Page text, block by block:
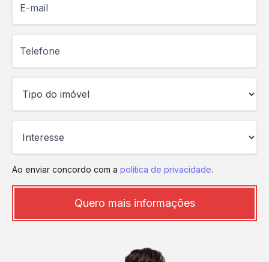
Ao enviar concordo com a política de privacidade.
Quero mais informações